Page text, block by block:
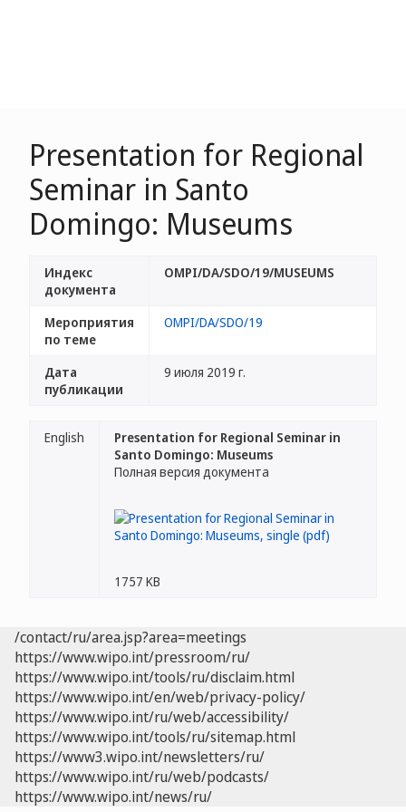
Presentation for Regional
Seminar in Santo
Domingo: Museums
Индекс
документа
OMPI/DA/SDO/19/MUSEUMS
Мероприятия
по теме
OMPI/DA/SDO/19
Дата
публикации
9 июля 2019 г.
English
Presentation for Regional Seminar in
Santo Domingo: Museums
Полная версия документа
1757 KB
/contact/ru/area.jsp?area=meetings
https://www.wipo.int/pressroom/ru/
https://www.wipo.int/tools/ru/disclaim.html
https://www.wipo.int/en/web/privacy-policy/
https://www.wipo.int/ru/web/accessibility/
https://www.wipo.int/tools/ru/sitemap.html
https://www3.wipo.int/newsletters/ru/
https://www.wipo.int/ru/web/podcasts/
https://www.wipo.int/news/ru/